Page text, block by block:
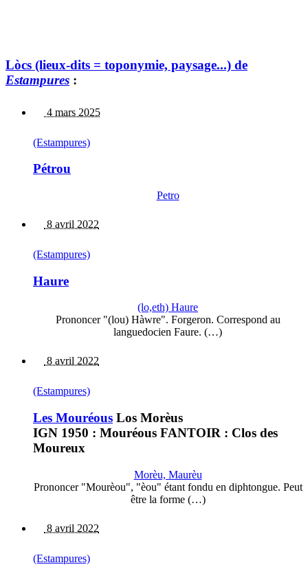
Lòcs (lieux-dits = toponymie, paysage...) de
Estampures :
4 mars 2025
(Estampures)
Pétrou
Petro
8 avril 2022
(Estampures)
Haure
(lo,eth) Haure
Prononcer "(lou) Hàwre". Forgeron. Correspond au
languedocien Faure. (…)
8 avril 2022
(Estampures)
Les Mouréous Los Morèus
IGN 1950 : Mouréous FANTOIR : Clos des
Moureux
Morèu, Maurèu
Prononcer "Mourèou", "èou" étant fondu en diphtongue. Peut
être la forme (…)
8 avril 2022
(Estampures)